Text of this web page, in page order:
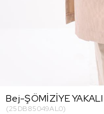
Bej-ŞÖMİZİYE
(25DB85049AL0)